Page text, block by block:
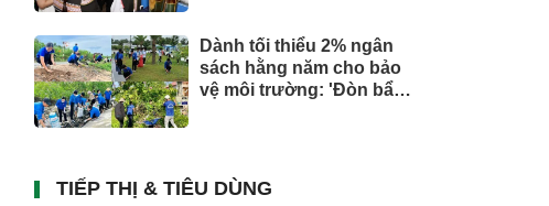
Dành tối thiểu 2% ngân
sách hằng năm cho bảo
vệ môi trường: 'Đòn bẩy'
TIẾP THỊ & TIÊU DÙNG